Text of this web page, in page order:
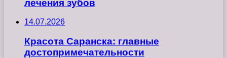
лечения зубов
14.07.2026
Красота Саранска: главные
достопримечательности